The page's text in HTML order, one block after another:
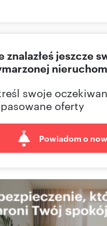
znalazłeś jeszcze
swoje
oferty
Powiadom o